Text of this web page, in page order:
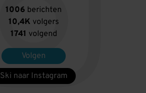
1006 berichten
10,4K volgers
1741 volgend
Volgen
Ski naar Instagram